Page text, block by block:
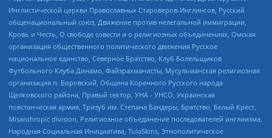
Инглистической церкви Православных Староверов-Инглингов, Русский
общенациональный союз, Движение против нелегальной иммиграции,
Кровь и Честь, О свободе совести и о религиозных объединениях, Омская
организация общественного политического движения Русское
национальное единство, Северное Братство, Клуб Болельщиков
Футбольного Клуба Динамо, Файзрахманисты, Мусульманская религиозная
организация п. Боровский, Община Коренного Русского народа
Щелковского района, Правый сектор, УНА - УНСО, Украинская
повстанческая армия, Тризуб им. Степана Бандеры, Братство, Белый Крест,
Misanthropic division, Религиозное объединение последователей инглиизма,
Народная Социальная Инициатива, TulaSkins, Этнополитическое